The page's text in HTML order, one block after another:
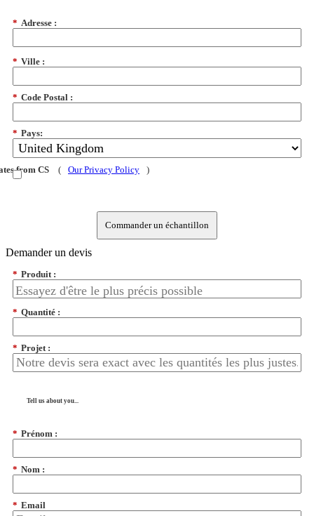
* Adresse :
* Ville :
* Code Postal :
* Pays:
from CS ( Our Privacy Policy )
Commander un échantillon
Demander un devis
* Produit :
* Quantité :
* Projet :
Tell us about you...
* Prénom :
* Nom :
* Email